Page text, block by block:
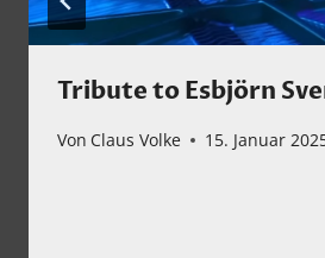
Tribute to Esbjörn
Von Claus Volke 15. Januar